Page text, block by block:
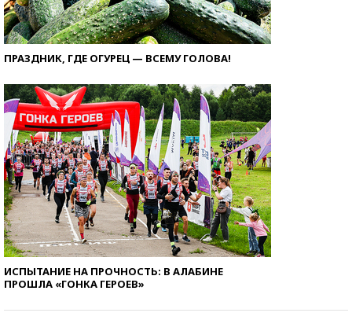
ПРАЗДНИК, ГДЕ ОГУРЕЦ — ВСЕМУ ГОЛОВА!
ИСПЫТАНИЕ НА ПРОЧНОСТЬ: В АЛАБИНЕ
ПРОШЛА «ГОНКА ГЕРОЕВ»